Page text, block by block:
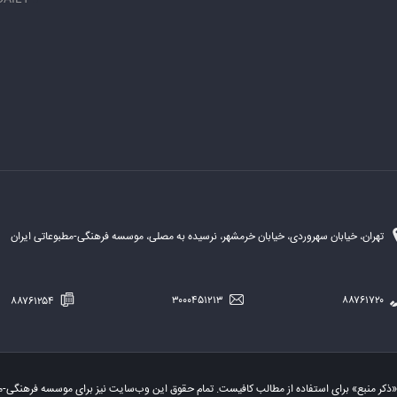
تهران، خیابان سهروردی، خیابان خرمشهر، نرسیده به مصلی، موسسه فرهنگی-مطبوعاتی ایران
«ذکر منبع» برای استفاده از مطالب کافیست. تمام حقوق این وب‌سایت نیز برای موسسه